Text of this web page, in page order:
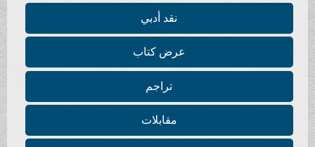
نقد أدبي
عرض كتاب
تراجم
مقابلات